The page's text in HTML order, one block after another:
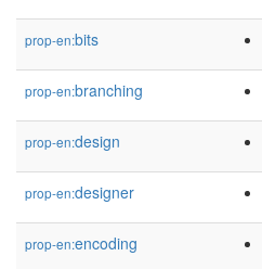
prop-en:bits
prop-en:branching
prop-en:design
prop-en:designer
prop-en:encoding